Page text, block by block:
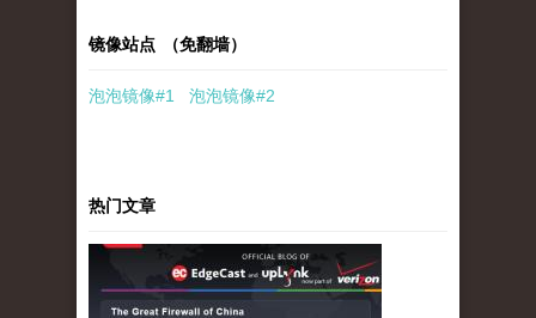
镜像站点 （免翻墙）
泡泡镜像#1 泡泡镜像#2
热门文章